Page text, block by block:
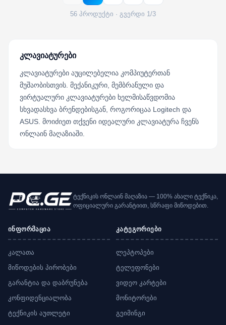
56 პროდუქტი · გვერდი 1/3
კლავიატურები
კლავიატურები აუცილებელია კომპიუტერთან
მუშაობისთვის. მექანიკური, მემბრანული და
ვირტუალური კლავიატურები ხელმისაწვდომია
სხვადასხვა ბრენდებისგან, როგორიცაა Logitech და
ASUS. მოიძიეთ თქვენი იდეალური კლავიატურა ჩვენს
ონლაინ მაღაზიაში.
ტექნიკის ონლაინ მაღაზია — 100% ახალი ტექნიკა,
ოფიციალური გარანტიით, სწრაფი მიწოდებით.
ინფორმაცია
კალათა
მიწოდების პირობები
გარანტია და დაბრუნება
კონფიდენციალობა
ტექნიკის აუთლეტი
კატეგორიები
ლეპტოპები
ტელეფონები
ვიდეო კარტები
მონიტორები
გეიმინგი